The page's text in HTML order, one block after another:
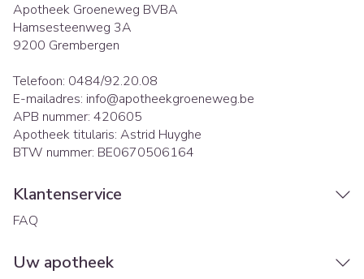
Apotheek Groeneweg BVBA
Hamsesteenweg 3A
9200 Grembergen
Telefoon: 0484/92.20.08
E-mailadres: info@apotheekgroeneweg.be
APB nummer: 420605
Apotheek titularis: Astrid Huyghe
BTW nummer: BE0670506164
Klantenservice
FAQ
Uw apotheek